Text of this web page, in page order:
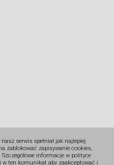
serwis spełniał jak najlepiej
zablokować zapisywanie cookies,
informacje w polityce
ten komunikat aby zaakceptować i